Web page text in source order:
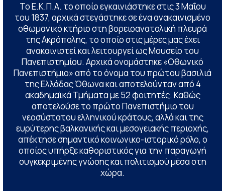
Το Ε.Κ.Π.Α. το οποίο εγκαινιάστηκε στις 3 Μαΐου
του 1837, αρχικά στεγάστηκε σε ένα ανακαινισμένο
οθωμανικό κτήριο στη βορειοανατολική πλευρά
της Ακρόπολης, το οποίο στις μέρες μας έχει
ανακαινιστεί και λειτουργεί ως Μουσείο του
Πανεπιστημίου. Αρχικά ονομάστηκε «Οθωνικό
Πανεπιστήμιο» από το όνομα του πρώτου βασιλιά
της Ελλάδας Όθωνα και αποτελούνταν από 4
ακαδημαϊκά Τμήματα με 52 φοιτητές. Καθώς
αποτελούσε το πρώτο Πανεπιστήμιο του
νεοσύστατου ελληνικού κράτους, αλλά και της
ευρύτερης βαλκανικής και μεσογειακής περιοχής,
απέκτησε σημαντικό κοινωνικο-ιστορικό ρόλο, ο
οποίος υπήρξε καθοριστικός για την παραγωγή
συγκεκριμένης γνώσης και πολιτισμού μέσα στη
χώρα.